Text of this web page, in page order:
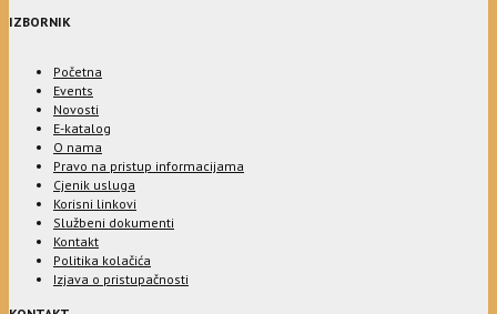
IZBORNIK
Početna
Events
Novosti
E-katalog
O nama
Pravo na pristup informacijama
Cjenik usluga
Korisni linkovi
Službeni dokumenti
Kontakt
Politika kolačića
Izjava o pristupačnosti